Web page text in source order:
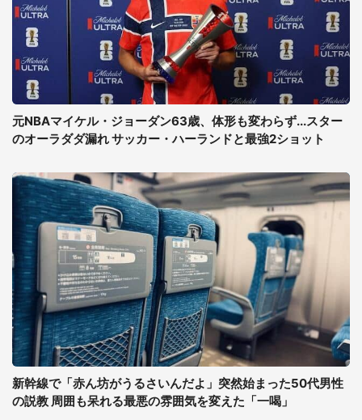
元NBAマイケル・ジョーダン63歳、体形も変わらず...スター
のオーラダダ漏れ サッカー・ハーランドと最強2ショット
新幹線で「赤ん坊がうるさいんだよ」突然始まった50代男性
の説教 周囲も呆れる最悪の雰囲気を変えた「一喝」